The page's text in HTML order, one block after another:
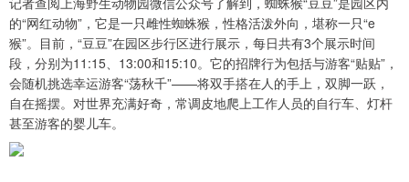
的“网红动物”，它是一只雌性蜘蛛猴，性格活泼外向，堪称一只“e
猴”。目前，“豆豆”在园区步行区进行展示，每日共有3个展示时间
段，分别为11:15、13:00和15:10。它的招牌行为包括与游客“贴贴”，
会随机挑选幸运游客“荡秋千”——将双手搭在人的手上，双脚一跃，
自在摇摆。对世界充满好奇，常调皮地爬上工作人员的自行车、灯杆
甚至游客的婴儿车。